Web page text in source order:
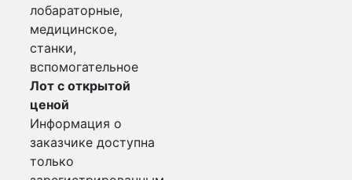
лобараторные,
медицинское,
станки,
вспомогательное
Лот с открытой
ценой
Информация о
заказчике доступна
только